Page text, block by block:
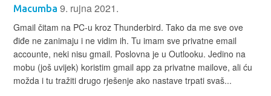
Macumba 9. rujna 2021.
Gmail čitam na PC-u kroz Thunderbird. Tako da me sve ove
điđe ne zanimaju i ne vidim ih. Tu imam sve privatne email
accounte, neki nisu gmail. Poslovna je u Outlooku. Jedino na
mobu (još uvijek) koristim gmail app za privatne mailove, ali ću
možda i tu tražiti drugo rješenje ako nastave trpati svaš...